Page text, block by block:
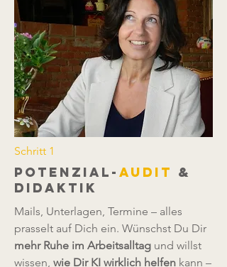
Schritt 1
potenzial- audit &
didaktik
Mails, Unterlagen, Termine – alles
prasselt auf Dich ein. Wünschst Du Dir
mehr Ruhe im Arbeitsalltag und willst
wissen, wie Dir KI wirklich helfen kann –